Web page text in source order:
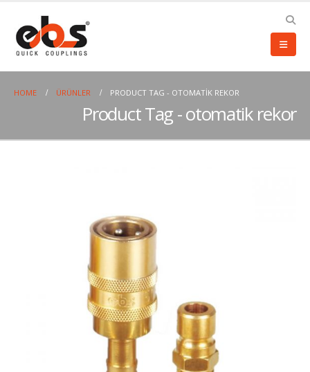
HOME ÜRÜNLER PRODUCT TAG - OTOMATIK REKOR
Product Tag - otomatik rekor